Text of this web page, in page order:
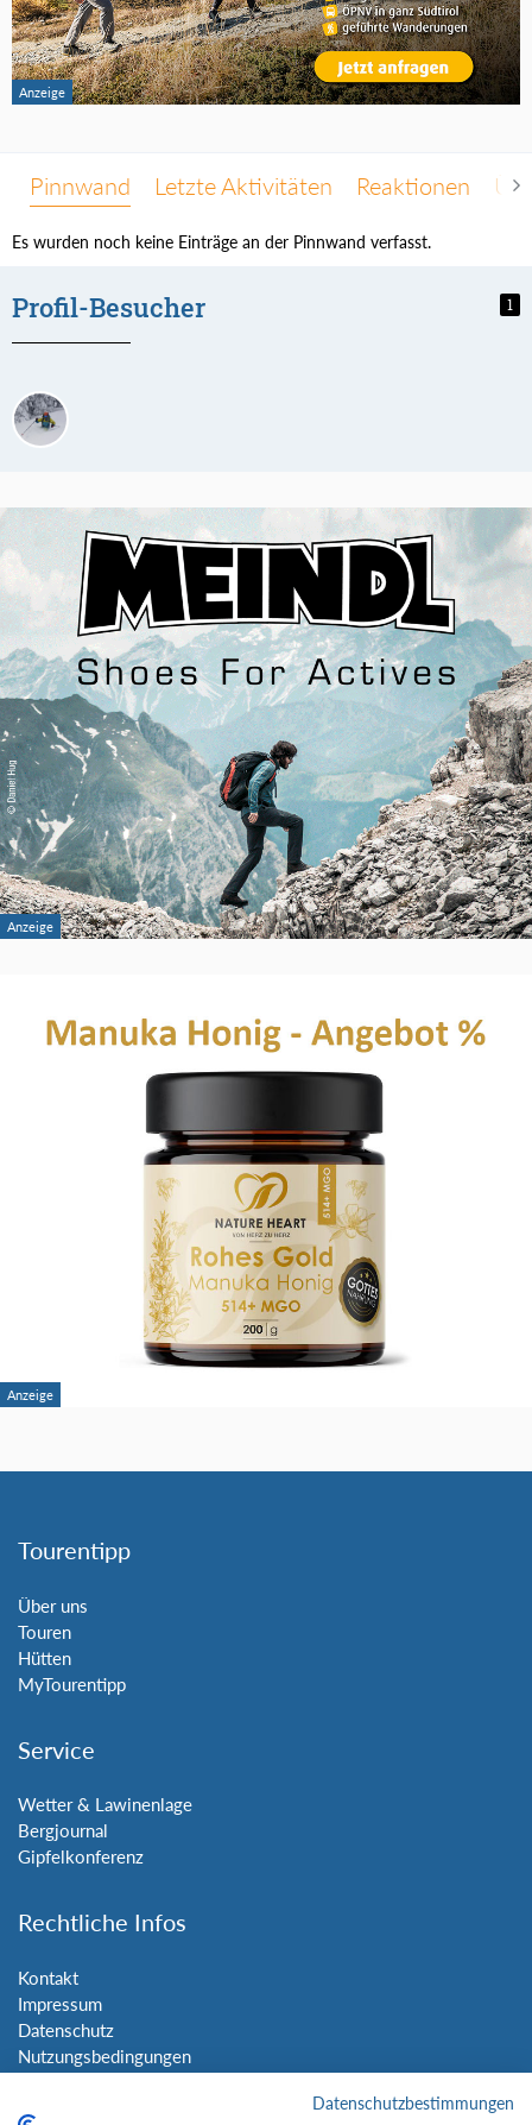
Pinnwand Letzte Aktivitäten Reaktionen
Es wurden noch keine Einträge an der Pinnwand verfasst.
Profil-Besucher 1
Tourentipp
Über uns
Touren
Hütten
MyTourentipp
Service
Wetter & Lawinenlage
Bergjournal
Gipfelkonferenz
Rechtliche Infos
Kontakt
Impressum
Datenschutz
Nutzungsbedingungen
Datenschutzbestimmungen